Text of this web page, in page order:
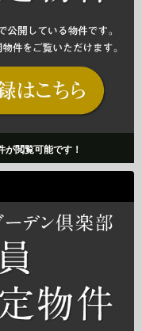
が閲覧可能です！